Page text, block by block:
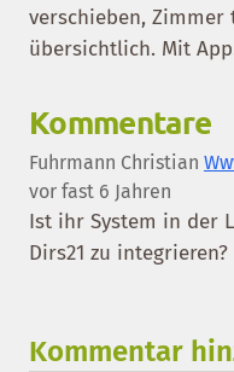
verschieben,
übersichtlich. Mit
Kommentare
Fuhrmann Christian
vor fast 6 Jahren
Ist ihr System in der
Dirs21 zu integrieren?
Kommentar